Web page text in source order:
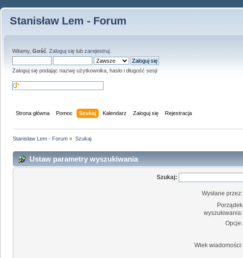
Stanisław Lem - Forum
Witamy, Gość Zaloguj się lub zarejestruj
Zaloguj się podając nazwę użytkownika, hasło i długość sesji
Strona główna Pomoc Szukaj Kalendarz Zaloguj się Rejestracja
Stanisław Lem - Forum » Szukaj
Ustaw parametry wyszukiwania
Szukaj:
Wysłane przez:
Porządek
wyszukiwania:
Opcje:
Wiek wiadomości: